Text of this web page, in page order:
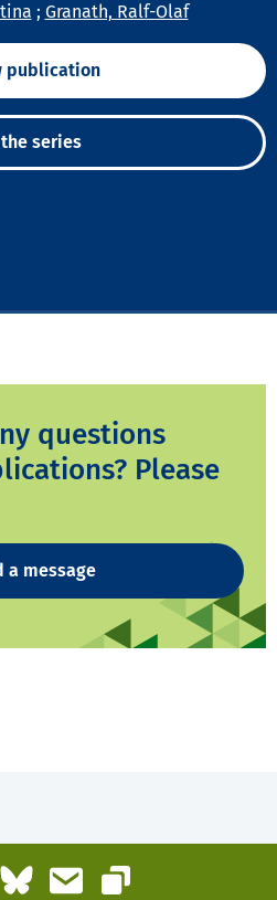
; Granath, Ralf-Olaf
publication
the series
questions
Please
a message
BlueskyEmail
Copy link